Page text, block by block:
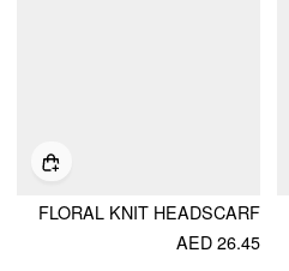
FLORAL KNIT HEADSCARF
AED 26.45